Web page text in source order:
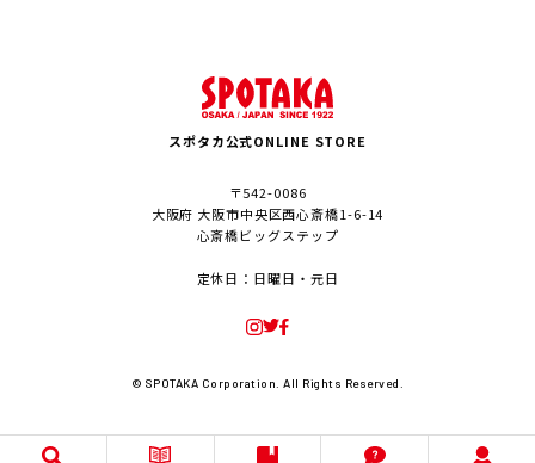
スポタカ公式ONLINE STORE
〒542-0086
大阪府 大阪市中央区西心斎橋1-6-14
心斎橋ビッグステップ
定休日：日曜日・元日
© SPOTAKA Corporation. All Rights Reserved.